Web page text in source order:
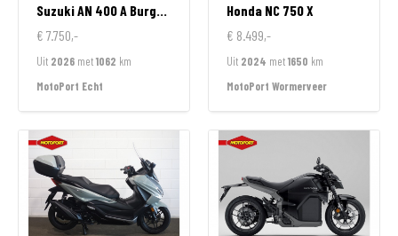
SuzukiAN 400 A Burgman
€ 7.750,-
Uit 2026 met1062 km
MotoPort Echt
Honda NC 750 X
€ 8.499,-
Uit 2024 met1650 km
MotoPort Wormerveer